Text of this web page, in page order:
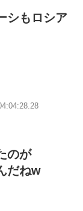
シもロシア
のが
だねw